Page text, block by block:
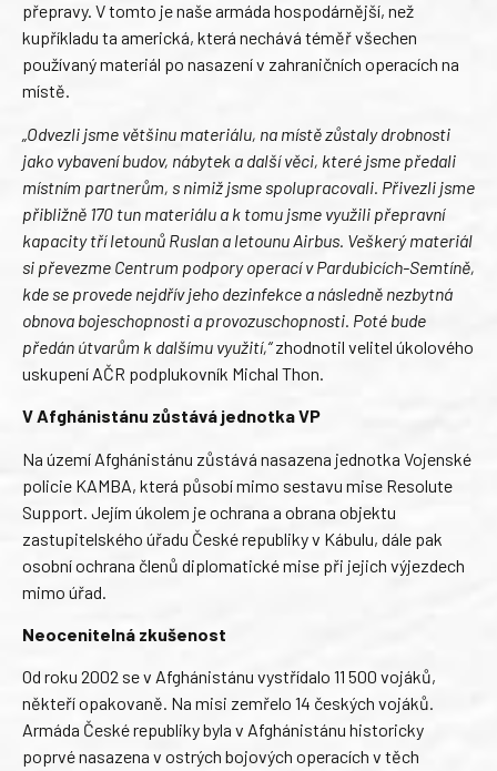
přepravy. V tomto je naše armáda hospodárnější, než
kupříkladu ta americká, která nechává téměř všechen
používaný materiál po nasazení v zahraničních operacích na
místě.
„Odvezli jsme většinu materiálu, na místě zůstaly drobnosti
jako vybavení budov, nábytek a další věci, které jsme předali
místním partnerům, s nimiž jsme spolupracovali. Přivezli jsme
přibližně 170 tun materiálu a k tomu jsme využili přepravní
kapacity tří letounů Ruslan a letounu Airbus. Veškerý materiál
si převezme Centrum podpory operací v Pardubicích-Semtíně,
kde se provede nejdřív jeho dezinfekce a následně nezbytná
obnova bojeschopnosti a provozuschopnosti. Poté bude
předán útvarům k dalšímu využití,“zhodnotil velitel úkolového
uskupení AČR podplukovník Michal Thon.
V Afghánistánu zůstává jednotka VP
Na území Afghánistánu zůstává nasazena jednotka Vojenské
policie KAMBA, která působí mimo sestavu mise Resolute
Support. Jejím úkolem je ochrana a obrana objektu
zastupitelského úřadu České republiky v Kábulu, dále pak
osobní ochrana členů diplomatické mise při jejich výjezdech
mimo úřad.
Neocenitelná zkušenost
Od roku 2002 se v Afghánistánu vystřídalo 11 500 vojáků,
někteří opakovaně. Na misi zemřelo 14 českých vojáků.
Armáda České republiky byla v Afghánistánu historicky
poprvé nasazena v ostrých bojových operacích v těch